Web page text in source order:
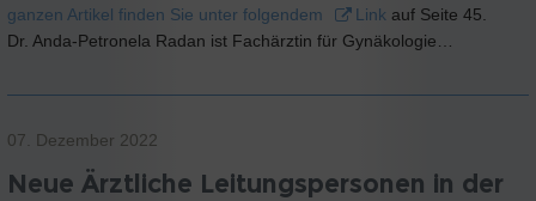
ganzen Artikel finden Sie unter folgendem
Link auf Seite 45.
Dr. Anda-Petronela Radan ist Fachärztin für Gynäkologie…
07. Dezember 2022
Neue Ärztliche Leitungspersonen in der